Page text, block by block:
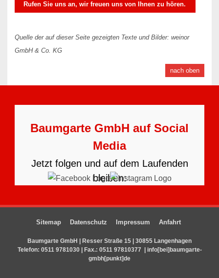
Rufen Sie uns an, wir freuen uns von Ihnen zu hören.
Quelle der auf dieser Seite gezeigten Texte und Bilder: weinor
GmbH & Co. KG
nach oben
Baumgarte GmbH auf Social
Media
Jetzt folgen und auf dem Laufenden
bleiben:
Sitemap Datenschutz Impressum Anfahrt
Baumgarte GmbH | Resser Straße 15 | 30855 Langenhagen
Telefon: 0511 9781030| Fax.: 0511 97810377 | info[bei]baumgarte-
gmbh[punkt]de